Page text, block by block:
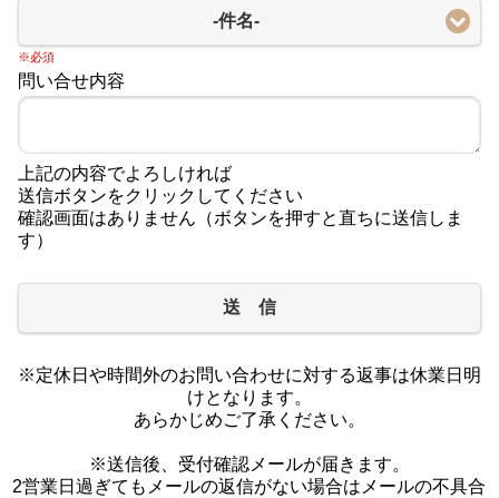
-件名-
※必須
問い合せ内容
上記の内容でよろしければ
送信ボタンをクリックしてください
確認画面はありません（ボタンを押すと直ちに送信しま
す）
送 信
※定休日や時間外のお問い合わせに対する返事は休業日明
けとなります。
あらかじめご了承ください。
※送信後、受付確認メールが届きます。
2営業日過ぎてもメールの返信がない場合はメールの不具合